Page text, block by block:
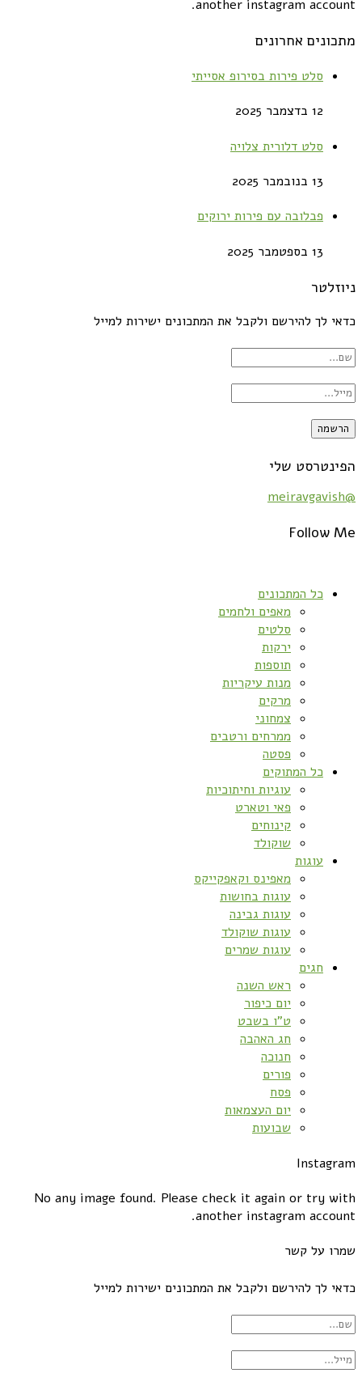
another instagram account.
מתכונים אחרונים
סלט פירות בסירופ אסייתי
12 בדצמבר 2025
סלט דלורית צלויה
13 בנובמבר 2025
פבלובה עם פירות ירוקים
13 בספטמבר 2025
ניוזלטר
כדאי לך להירשם ולקבל את המתכונים ישירות למייל
הפינטרסט שלי
@meiravgavish
Follow Me
כל המתכונים
מאפים ולחמים
סלטים
ירקות
תוספות
מנות עיקריות
מרקים
צמחוני
ממרחים ורטבים
פסטה
כל המתוקים
עוגיות וחיתוכיות
פאי וטארט
קינוחים
שוקולד
עוגות
מאפינס וקאפקייקס
עוגות בחושות
עוגות גבינה
עוגות שוקולד
עוגות שמרים
חגים
ראש השנה
יום כיפור
ט”ו בשבט
חג האהבה
חנוכה
פורים
פסח
יום העצמאות
שבועות
Instagram
No any image found. Please check it again or try with
another instagram account.
שמרו על קשר
כדאי לך להירשם ולקבל את המתכונים ישירות למייל